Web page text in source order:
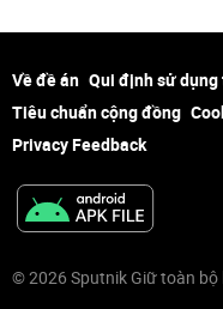
Về đề án Qui định sử
Tiêu chuẩn cộng đồng
Privacy Feedback
© 2026 Sputnik Giữ toàn bộ